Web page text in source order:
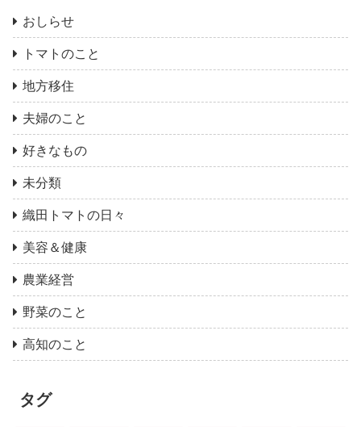
おしらせ
トマトのこと
地方移住
夫婦のこと
好きなもの
未分類
織田トマトの日々
美容＆健康
農業経営
野菜のこと
高知のこと
タグ